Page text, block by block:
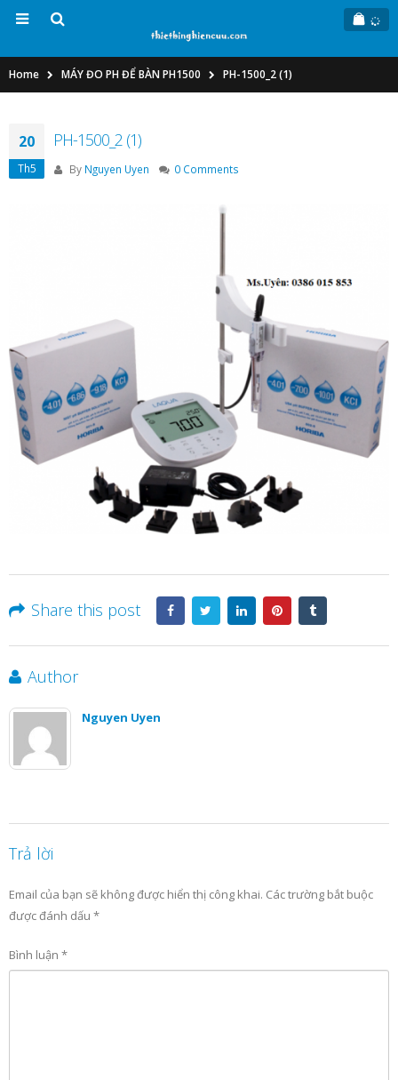
Home MÁY ĐO PH ĐỂ BÀN PH1500 PH-1500_2 (1)
20
Th5
PH-1500_2 (1)
By Nguyen Uyen 0 Comments
Share this post
Author
Nguyen Uyen
Trả lời
Email của bạn sẽ không được hiển thị công khai. Các trường bắt buộc
được đánh dấu *
Bình luận *